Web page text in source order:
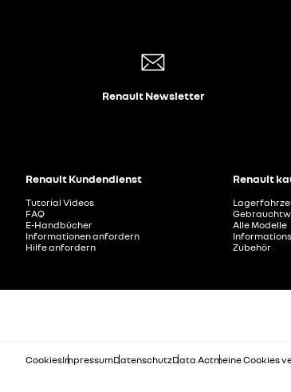
Renault Newsletter
Renault Kundendienst
Tutorial Videos
FAQ
E-Handbücher
Informationen anfordern
Hilfe anfordern
Renault
Alle Modelle
Zubehör
CookiesImpressumDatenschutzData Actmeine Cookies